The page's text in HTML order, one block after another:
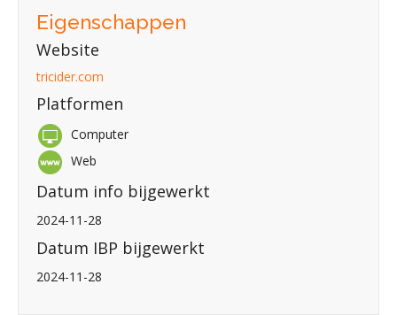
Eigenschappen
Website
tricider.com
Platformen
Computer
Web
Datum info bijgewerkt
2024-11-28
Datum IBP bijgewerkt
2024-11-28